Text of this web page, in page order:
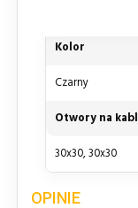
Kolor
Czarny
Otwory na
30x30, 30x30
OPINIE